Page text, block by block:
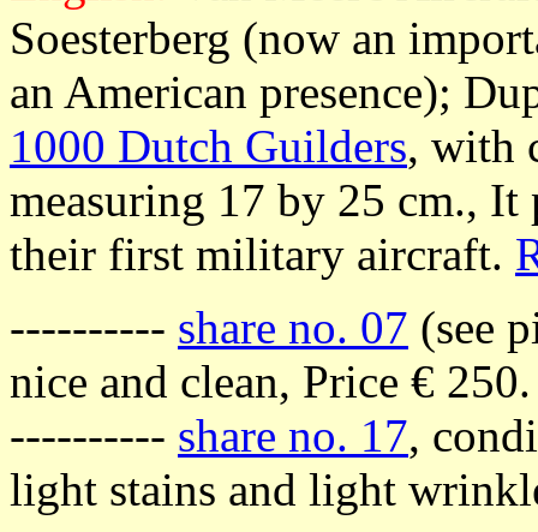
Soesterberg (now an
an American presence);
1000 Dutch Guilders, with
measuring 17 by 25 cm.,
their first military aircraft.
---------- share no. 07 (see
nice and clean, Price € 250.
---------- share no. 17,
light stains and light